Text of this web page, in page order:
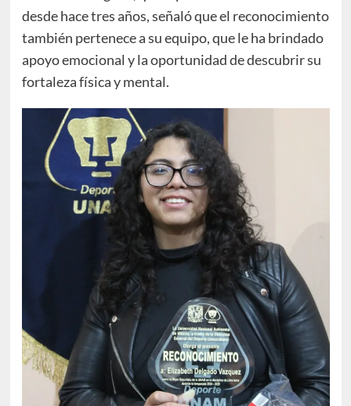
desde hace tres años, señaló que el reconocimiento
también pertenece a su equipo, que le ha brindado
apoyo emocional y la oportunidad de descubrir su
fortaleza física y mental.